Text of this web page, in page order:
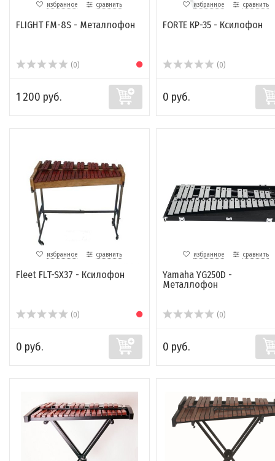
избранное сравнить
FLIGHT FM-8S - Металлофон
(0)
1 200 руб.
избранное сравнить
FORTE КР-35 - Ксилофон
(0)
0 руб.
избранное сравнить
Fleet FLT-SX37 - Ксилофон
(0)
0 руб.
избранное сравнить
Yamaha YG250D -
Металлофон
(0)
0 руб.